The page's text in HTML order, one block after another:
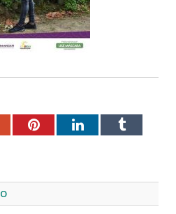
PinterestLinkedInTumblr